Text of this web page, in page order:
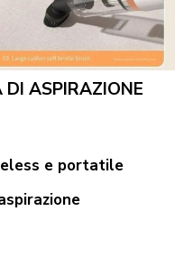
ASPIRAZIONE
e portatile